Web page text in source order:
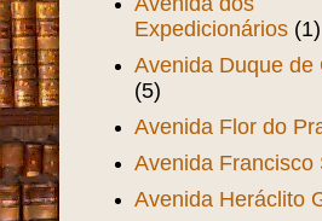
Expedicionários (1)
Avenida Duque de
(5)
Avenida Flor do
Avenida Francisco
Avenida Heráclito